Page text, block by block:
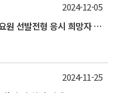
2025년 의무사관후보생 중 전문연구요원 선발전형 응시 희망자 제출[*12/10(화)까지 제출 요망]
2024-12-05
2024-11-25